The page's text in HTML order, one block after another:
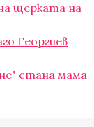
на щерката на
Георгиев
стана мама